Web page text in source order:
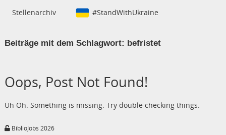
Stellenarchiv #StandWithUkraine
Beiträge mit dem Schlagwort: befristet
Oops, Post Not Found!
Uh Oh. Something is missing. Try double checking things.
BiblioJobs 2026